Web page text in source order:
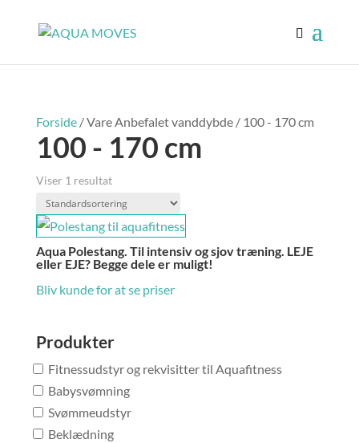
Forside/ Vare Anbefalet vanddybde / 100 - 170 cm
100 - 170 cm
Viser 1 resultat
Aqua Polestang. Til intensiv og sjov træning. LEJE
eller EJE? Begge dele er muligt!
Bliv kunde for at se priser
Produkter
Fitnessudstyr og rekvisitter til Aquafitness
Babysvømning
Svømmeudstyr
Beklædning